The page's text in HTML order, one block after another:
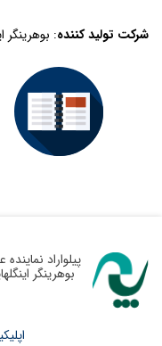
شرکت تولید کننده: بوهرینگر
پیلواراد
بوهرینگر